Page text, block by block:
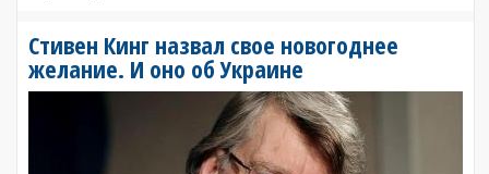
Стивен Кинг назвал свое новогоднее
желание. И оно об Украине